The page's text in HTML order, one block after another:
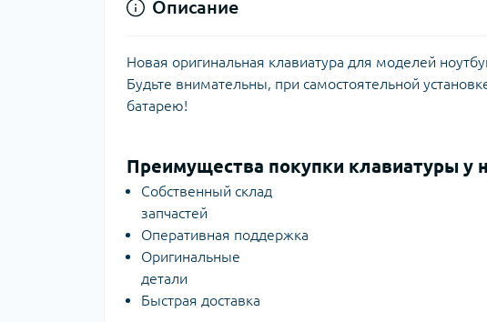
Описание
Новая оригинальная клавиатура для моделей
Будьте внимательны, при самостоятельной
батарею!
Преимущества покупки клавиатуры у
Собственный склад
запчастей
Оперативная поддержка
Оригинальные
детали
Быстрая доставка